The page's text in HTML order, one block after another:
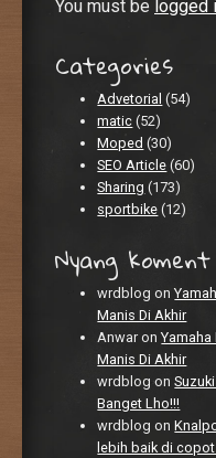
You must be logged
Categories
Advetorial (54)
matic (52)
Moped (30)
SEO Article (60)
Sharing (173)
sportbike (12)
Nyang
wrdblog on
Manis Di Akhir
Anwar onYamaha
Manis Di Akhir
wrdblog on
Banget Lho!!!
wrdblog on
lebih baik di copot